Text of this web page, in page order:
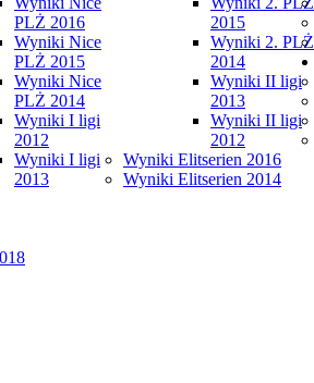
PLŻ 2016
Wyniki Nice
PLŻ 2015
Wyniki Nice
PLŻ 2014
Wyniki I ligi
2012
Wyniki I ligi
2013
2015
Wyniki 2. PLŻ
2014
Wyniki II ligi
2013
Wyniki II ligi
2012
Wyniki Elitserien 2016
Wyniki Elitserien 2014